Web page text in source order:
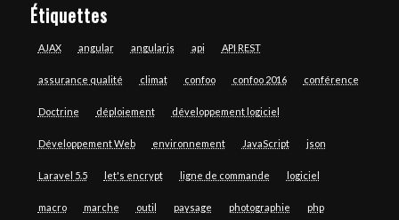
Étiquettes
AJAX angular angularjs api API REST
assurance qualité climat confoo confoo 2016 conférence
Doctrine déploiement développement logiciel
Développement Web environnement JavaScript json
Laravel 5.5 let's encrypt ligne de commande logiciel
macro marche outil paysage photographie php